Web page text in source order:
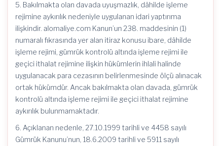
5. Bakılmakta olan davada uyuşmazlık, dâhilde işleme
rejimine aykırılık nedeniyle uygulanan idari yaptırıma
ilişkindir. alomaliye.com Kanun’un 238. maddesinin (1)
numaralı fıkrasında yer alan itiraz konusu ibare, dâhilde
işleme rejimi, gümrük kontrolü altında işleme rejimi ile
geçici ithalat rejimine ilişkin hükümlerin ihlali halinde
uygulanacak para cezasının belirlenmesinde ölçü alınacak
ortak hükümdür. Ancak bakılmakta olan davada, gümrük
kontrolü altında işleme rejimi ile geçici ithalat rejimine
aykırılık bulunmamaktadır.
6. Açıklanan nedenle, 27.10.1999 tarihli ve 4458 sayılı
Gümrük Kanunu’nun, 18.6.2009 tarihli ve 5911 sayılı